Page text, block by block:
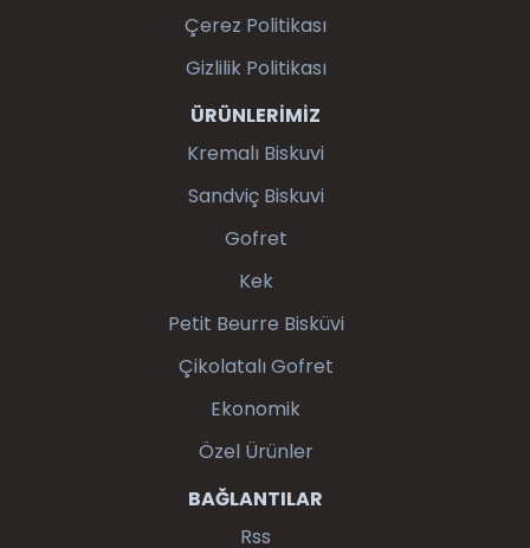
Çerez Politikası
Gizlilik Politikası
ÜRÜNLERİMİZ
Kremalı Biskuvi
Sandviç Biskuvi
Gofret
Kek
Petit Beurre Bisküvi
Çikolatalı Gofret
Ekonomik
Özel Ürünler
BAĞLANTILAR
Rss